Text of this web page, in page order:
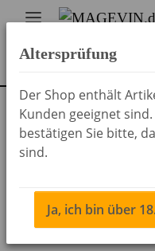
Zurück zur Liste Liköre
Altersprüfung
Der Shop enthält
Kunden geeignet
bestätigen Sie bitte,
sind.
Ja, ich bin über